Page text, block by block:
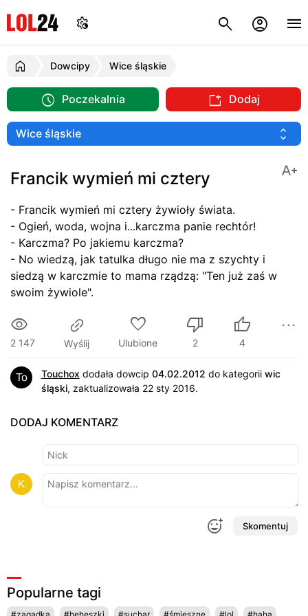
Dowcipy Wice śląskie
Poczekalnia Dodaj
Francik wymień mi cztery
- Francik wymień mi cztery żywioły świata.
- Ogień, woda, wojna i...karczma panie rechtór!
- Karczma? Po jakiemu karczma?
- No wiedzą, jak tatulka długo nie ma z szychty i
siedzą w karczmie to mama rządzą: "Ten już zaś w
swoim żywiole".
2 147 Wyślij Ulubione 2 4
Touchox dodała dowcip 04.02.2012 do kategorii wic
śląski, zaktualizowała 22 sty 2016.
DODAJ KOMENTARZ
Skomentuj
Popularne tagi